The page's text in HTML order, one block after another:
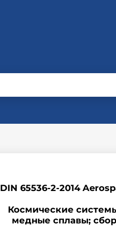
DIN 65536-2-2014
Космические
медные сплавы;